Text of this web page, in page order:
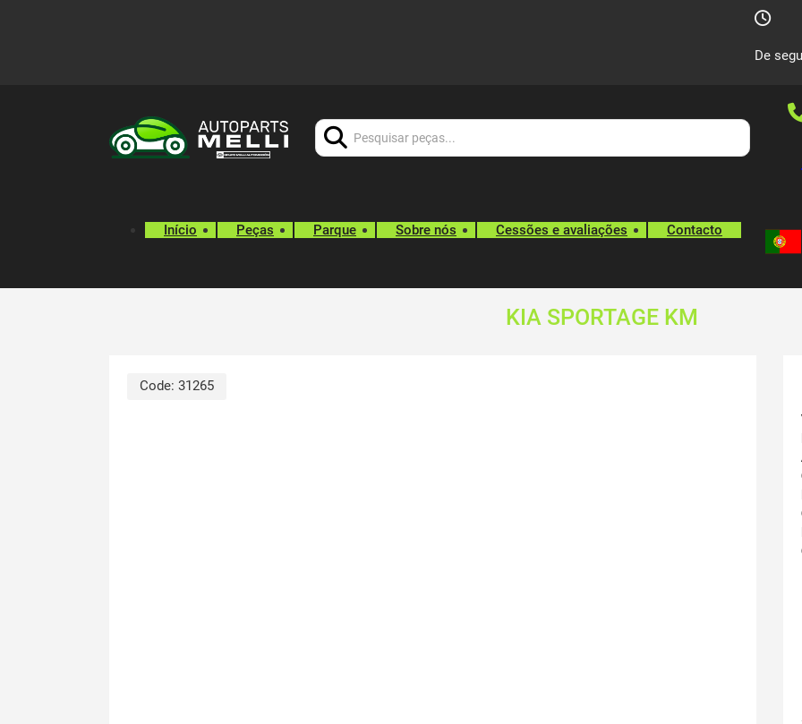
De
Início Peças Parque Sobre nós Cessões e avaliações Contacto
KIA SPORTAGE KM
Code: 31265